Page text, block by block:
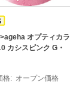
オプティカラ
カシスピンク G・
格 オープン価格